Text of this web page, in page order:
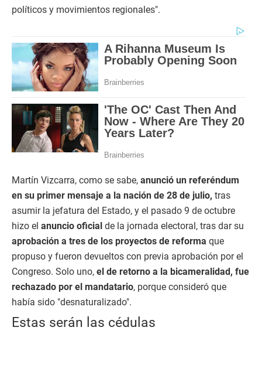
políticos y movimientos regionales".
Martín Vizcarra, como se sabe, anunció un referéndum
en su primer mensaje a la nación de 28 de julio, tras
asumir la jefatura del Estado, y el pasado 9 de octubre
hizo el anuncio oficial de la jornada electoral, tras dar su
aprobación a tres de los proyectos de reforma que
propuso y fueron devueltos con previa aprobación por el
Congreso. Solo uno, el de retorno a la bicameralidad, fue
rechazado por el mandatario, porque consideró que
había sido "desnaturalizado".
Estas serán las cédulas